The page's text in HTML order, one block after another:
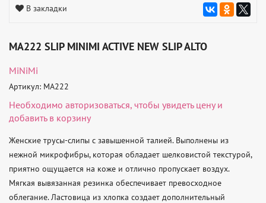
В закладки
MA222 SLIP MINIMI ACTIVE NEW SLIP ALTO
MiNiMi
Артикул: MA222
Необходимо авторизоваться, чтобы увидеть цену и
добавить в корзину
Женские трусы-слипы с завышенной талией. Выполнены из
нежной микрофибры, которая обладает шелковистой текстурой,
приятно ощущается на коже и отлично пропускает воздух.
Мягкая вывязанная резинка обеспечивает превосходное
облегание. Ластовица из хлопка создает дополнительный